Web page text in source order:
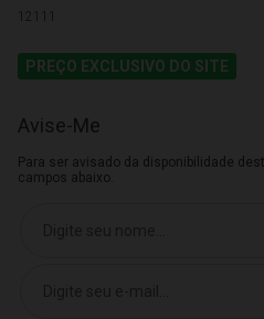
PREÇO EXCLUSIVO DO SITE
Avise-Me
Para ser avisado da disponibilidade
campos abaixo.